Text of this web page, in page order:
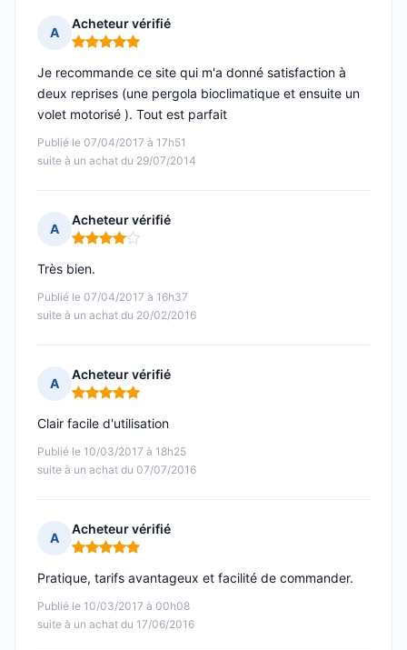
A
Acheteur vérifié
Note : 5 sur 5
Publié le 07/04/2017 à 17h51
suite à un achat du 29/07/2014
Je recommande ce site qui m'a donné satisfaction à
deux reprises (une pergola bioclimatique et ensuite un
volet motorisé ). Tout est parfait
A
Acheteur vérifié
Note : 4 sur 5
Publié le 07/04/2017 à 16h37
suite à un achat du 20/02/2016
Très bien.
A
Acheteur vérifié
Note : 5 sur 5
Publié le 10/03/2017 à 18h25
suite à un achat du 07/07/2016
Clair facile d'utilisation
A
Acheteur vérifié
Note : 5 sur 5
Publié le 10/03/2017 à 00h08
suite à un achat du 17/06/2016
Pratique, tarifs avantageux et facilité de commander.